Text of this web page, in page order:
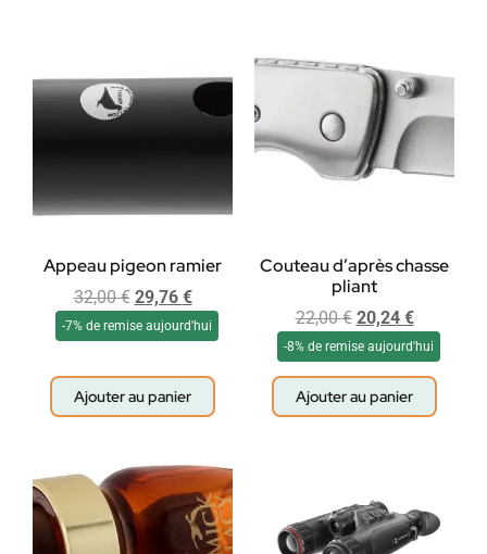
Appeau pigeon ramier
32,00€ 29,76 €
-7% de remise aujourd'hui
Ajouter au panier
Couteau d’après chasse
pliant
22,00€ 20,24 €
-8% de remise aujourd'hui
Ajouter au panier